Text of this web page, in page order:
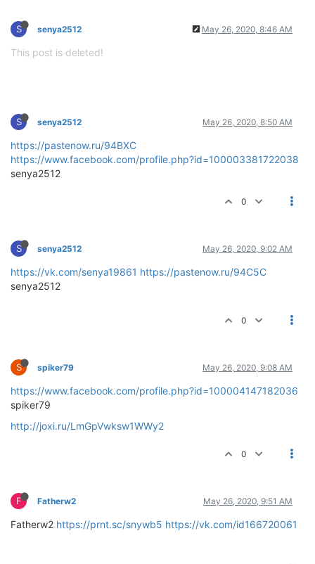
S senya2512 May 26, 2020, 8:46 AM
This post is deleted!
S senya2512 May 26, 2020, 8:50 AM
https://pastenow.ru/94BXC
https://www.facebook.com/profile.php?id=100003381722038
senya2512
0
S senya2512 May 26, 2020, 9:02 AM
https://vk.com/senya19861 https://pastenow.ru/94C5C
senya2512
0
S spiker79 May 26, 2020, 9:08 AM
https://www.facebook.com/profile.php?id=100004147182036
spiker79
http://joxi.ru/LmGpVwksw1WWy2
0
F Fatherw2 May 26, 2020, 9:51 AM
Fatherw2 https://prnt.sc/snywb5 https://vk.com/id166720061